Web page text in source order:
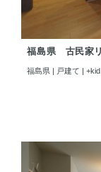
福島県 古民家
福島県 | 戸建て |